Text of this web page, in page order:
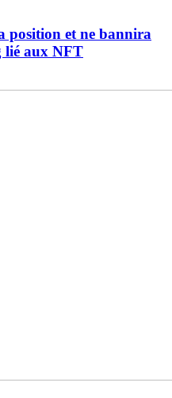
position et ne bannira
lié aux NFT